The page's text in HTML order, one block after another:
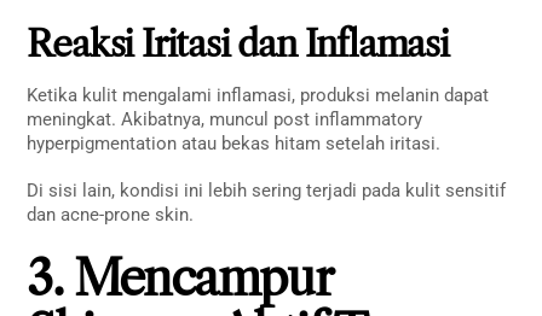
Reaksi Iritasi dan Inflamasi
Ketika kulit mengalami inflamasi, produksi melanin dapat
meningkat. Akibatnya, muncul post inflammatory
hyperpigmentation atau bekas hitam setelah iritasi.
Di sisi lain, kondisi ini lebih sering terjadi pada kulit sensitif
dan acne-prone skin.
3. Mencampur